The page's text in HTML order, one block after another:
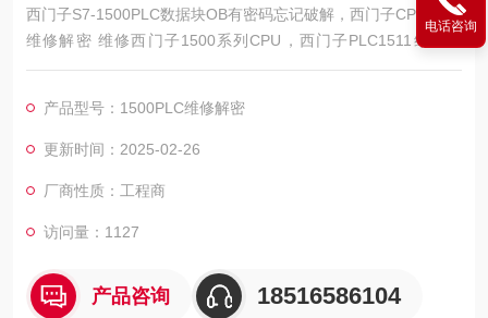
西门子S7-1500PLC数据块OB有密码忘记破解，西门子CPU1500
维修解密 维修西门子1500系列CPU，西门子PLC1511维修解
密，西门子PLC1512维修解密，西门子PLC1513维修解密，西门
17维修解密，西门子PLC1518解密维修如上电所有指示灯不亮，
全亮，开机无显示，不通讯，通讯连接不上，通讯异常，通讯网
产品型号：1500PLC维修解密
更新时间：2025-02-26
厂商性质：工程商
访问量：1127
产品咨询 18516586104
电话咨询